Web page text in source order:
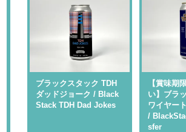
ブラックスタック TDH
ダッドジョーク / Black
Stack TDH Dad Jokes
【賞味期
い】ブラ
ワイヤー
/
sfer